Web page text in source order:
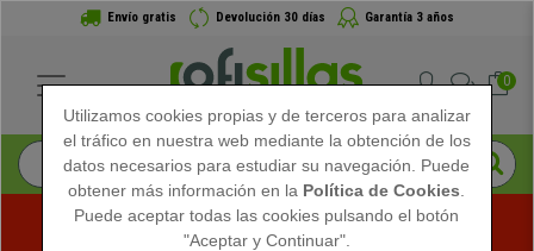
Envío gratis Devolución 30 días Garantía 3 años
0
Utilizamos cookies propias y de terceros para analizar
el tráfico en nuestra web mediante la obtención de los
datos necesarios para estudiar su navegación. Puede
obtener más información en la Política de Cookies
Puede aceptar todas las cookies pulsando el botón
"Aceptar y Continuar".